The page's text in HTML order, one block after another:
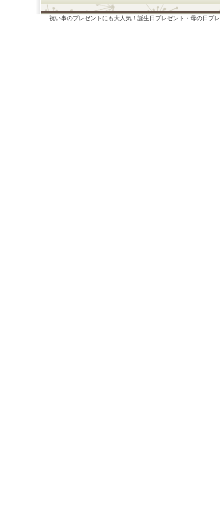
祝い事のプレゼントにも大人気！誕生日プレゼント・母の日プ